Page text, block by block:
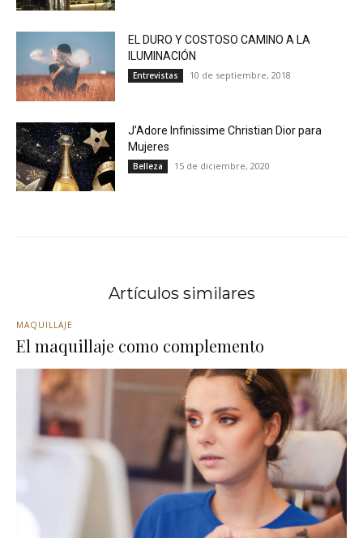
EL DURO Y COSTOSO CAMINO A LA
ILUMINACIÓN
Entrevistas 10 de septiembre, 2018
J’Adore Infinissime Christian Dior para
Mujeres
Belleza 15 de diciembre, 2020
Artículos similares
MAQUILLAJE
El maquillaje como complemento